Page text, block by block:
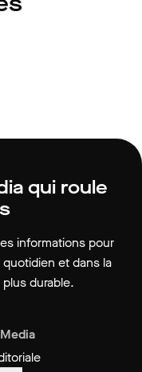
qui roule
informations pour
et dans la
durable.